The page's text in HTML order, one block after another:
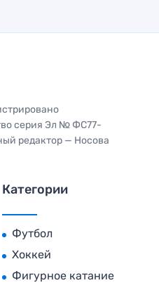
серия Эл № ФС77-
редактор — Носова
Категории
Футбол
Хоккей
Фигурное катание